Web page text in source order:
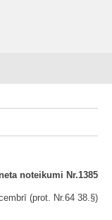
noteikumi Nr.1385
(prot. Nr.64 38.§)